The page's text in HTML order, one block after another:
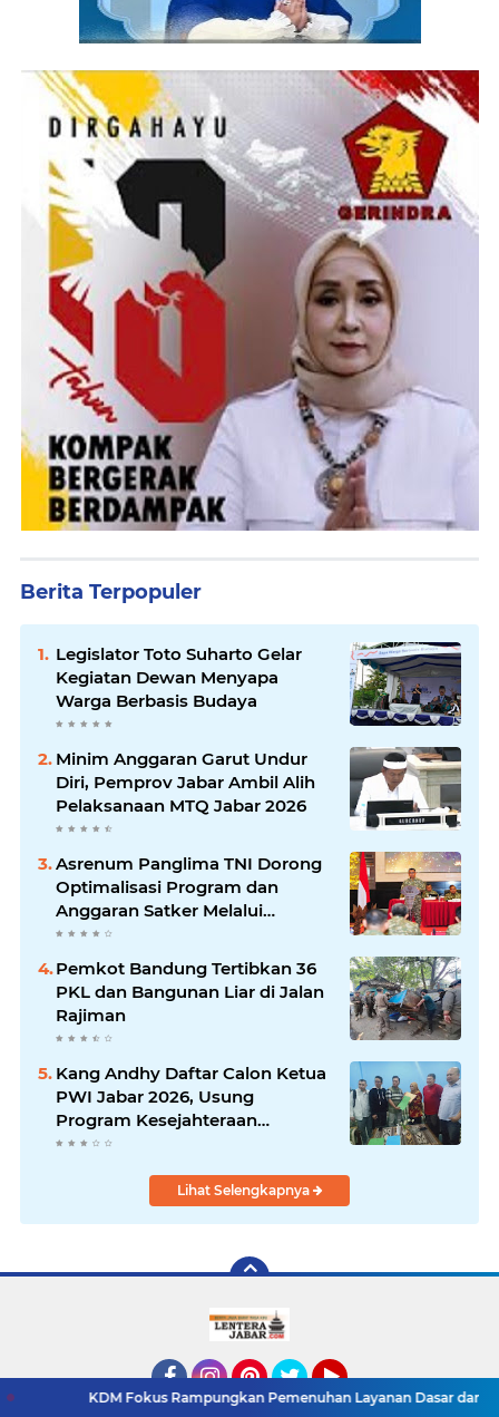
Berita Terpopuler
Legislator Toto Suharto Gelar
Kegiatan Dewan Menyapa
Warga Berbasis Budaya
Minim Anggaran Garut Undur
Diri, Pemprov Jabar Ambil Alih
Pelaksanaan MTQ Jabar 2026
Asrenum Panglima TNI Dorong
Optimalisasi Program dan
Anggaran Satker Melalui
Evaluasi Kinerja
Pemkot Bandung Tertibkan 36
PKL dan Bangunan Liar di Jalan
Rajiman
Kang Andhy Daftar Calon Ketua
PWI Jabar 2026, Usung
Program Kesejahteraan
Wartawan hingga Peluang Kerja
Lihat Selengkapnya
FacebookInstagram
Pinterest
TwitterYouTube
Fokus Rampungkan Pemenuhan Layanan Dasar dan Konektivitas